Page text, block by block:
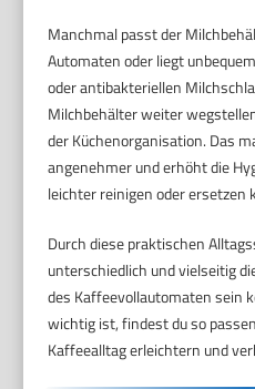
Manchmal passt der
Automaten oder liegt
oder antibakteriellen
Milchbehälter weiter
der Küchenorganisation. Das
angenehmer und erhöht die
leichter reinigen oder ersetzen
Durch diese praktischen
unterschiedlich und vielseitig
des Kaffeevollautomaten sein
wichtig ist, findest du so
Kaffeealltag erleichtern und